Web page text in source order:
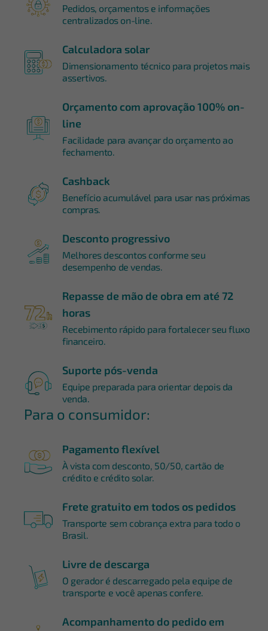
Pedidos, orçamentos e informações
centralizados on-line.
Calculadora solar
Dimensionamento técnico para projetos mais
assertivos.
Orçamento com aprovação 100% on-
line
Facilidade para avançar do orçamento ao
fechamento.
Cashback
Benefício acumulável para usar nas próximas
compras.
Desconto progressivo
Melhores descontos conforme seu
desempenho de vendas.
Repasse de mão de obra em até 72
horas
Recebimento rápido para fortalecer seu fluxo
financeiro.
Suporte pós-venda
Equipe preparada para orientar depois da
venda.
Para o consumidor:
Pagamento flexível
À vista com desconto, 50/50, cartão de
crédito e crédito solar.
Frete gratuito em todos os pedidos
Transporte sem cobrança extra para todo o
Brasil.
Livre de descarga
O gerador é descarregado pela equipe de
transporte e você apenas confere.
Acompanhamento do pedido em